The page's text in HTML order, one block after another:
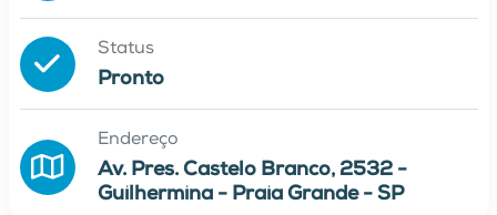
Status
Pronto
Endereço
Av. Pres. Castelo Branco, 2532 -
Guilhermina - Praia Grande - SP